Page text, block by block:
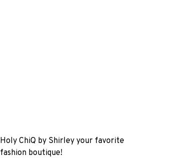
Holy ChiQ by Shirley your favorite
fashion boutique!